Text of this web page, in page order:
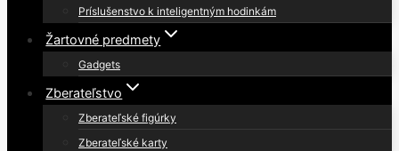
Príslušenstvo k inteligentným hodinkám
Žartovné predmety
Gadgets
Zberateľstvo
Zberateľské figúrky
Zberateľské karty